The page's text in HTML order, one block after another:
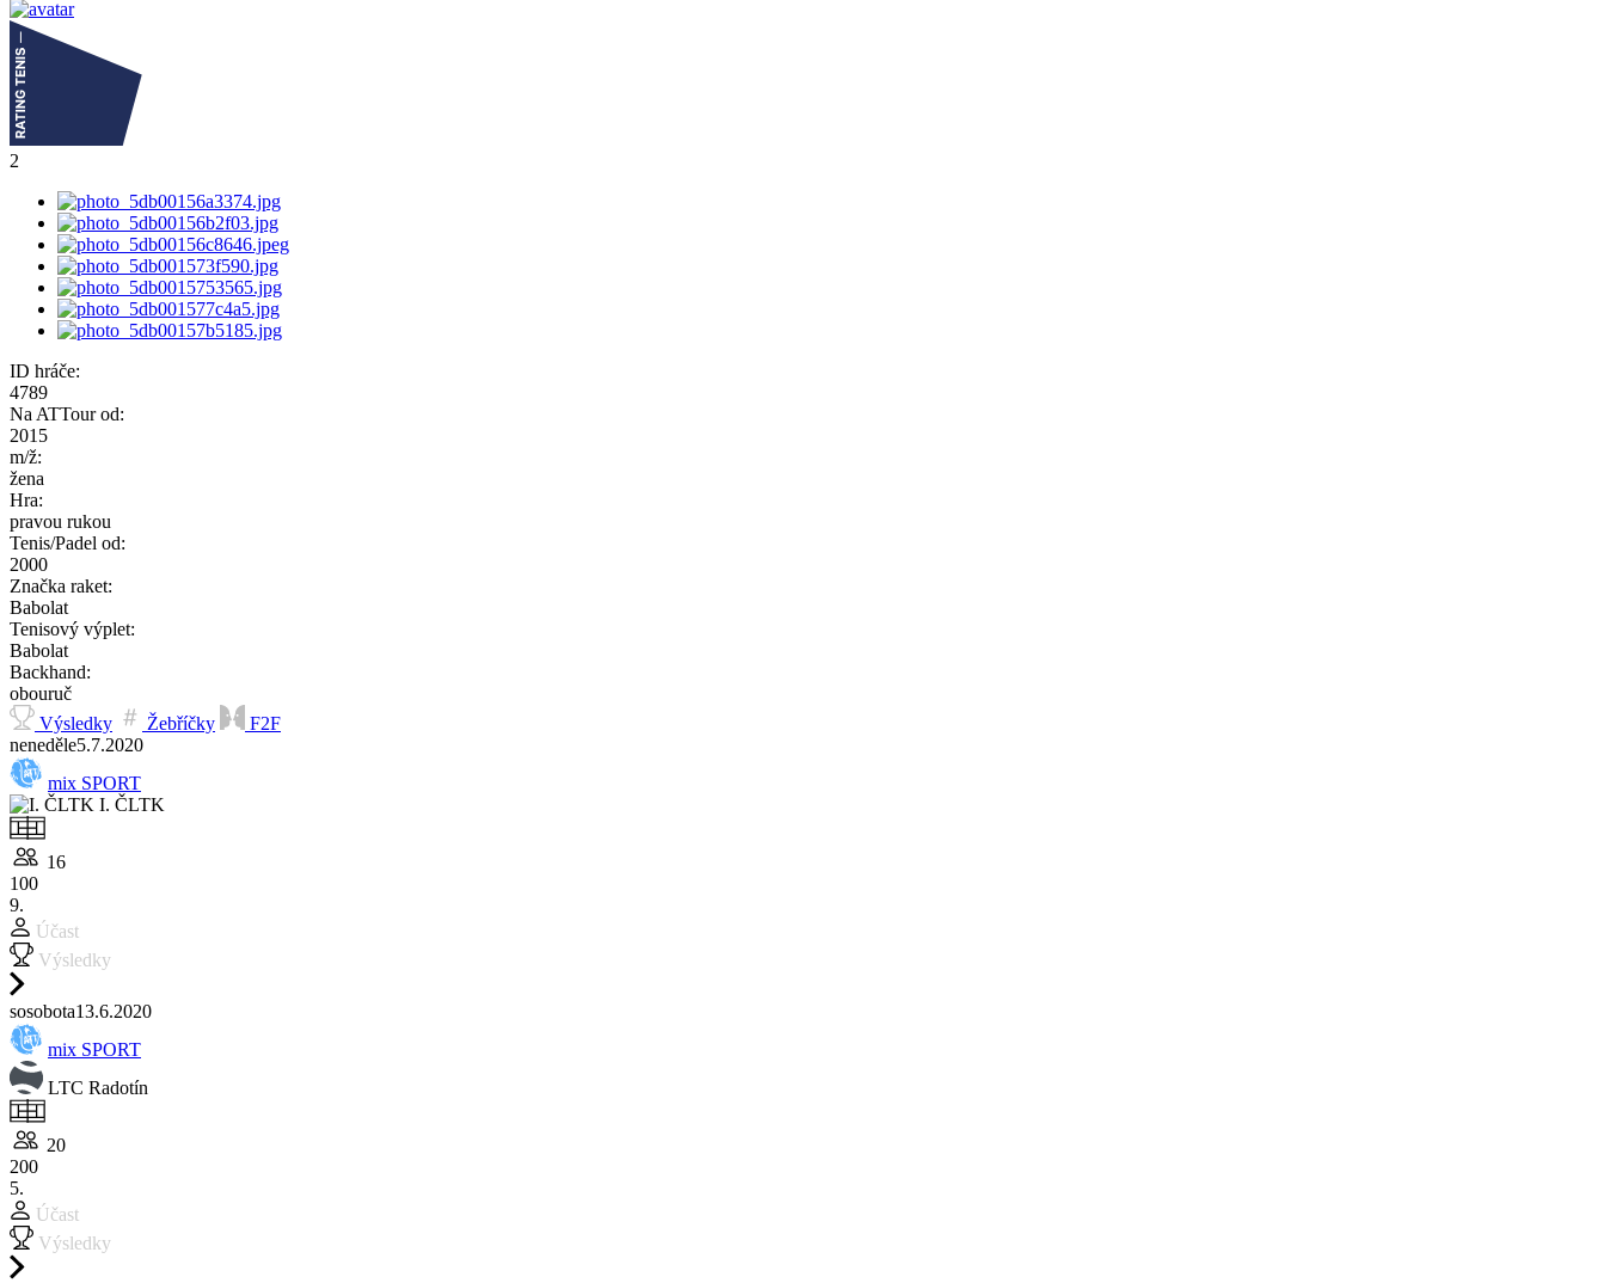
2
ID hráče:
4789
Na ATTour od:
2015
m/ž:
žena
Hra:
pravou rukou
Tenis/Padel od:
2000
Značka raket:
Babolat
Tenisový výplet:
Babolat
Backhand:
obouruč
Výsledky
Žebříčky
F2F
neneděle5.7.2020
mix SPORT
I. ČLTK
16
100
9.
Účast
Výsledky
sosobota13.6.2020
mix SPORT
LTC Radotín
20
200
5.
Účast
Výsledky